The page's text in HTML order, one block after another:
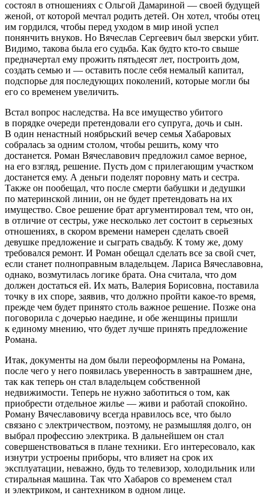
состоял в отношениях с Ольгой Дамариной — своей будущей
женой, от которой мечтал родить детей. Он хотел, чтобы отец
им гордился, чтобы перед уходом в мир иной успел
понянчить внуков. Но Вячеслав Сергеевич был зверски убит.
Видимо, такова была его судьба. Как будто кто-то свыше
предначертал ему прожить пятьдесят лет, построить дом,
создать семью и — оставить после себя немалый капитал,
подспорье для последующих поколений, которые могли бы
его со временем увеличить.
Встал вопрос наследства. На все имущество убитого
в порядке очереди претендовали его супруга, дочь и сын.
В один ненастный ноябрьский вечер семья Хабаровых
собралась за одним столом, чтобы решить, кому что
достанется. Роман Вячеславович предложил самое верное,
на его взгляд, решение. Пусть дом с прилегающим участком
достанется ему. А деньги поделят поровну мать и сестра.
Также он пообещал, что после смерти бабушки и дедушки
по материнской линии, он не будет претендовать на их
имущество. Свое решение брат аргументировал тем, что он,
в отличие от сестры, уже несколько лет состоит в серьезных
отношениях, в скором времени намерен сделать своей
девушке предложение и сыграть свадьбу. К тому же, дому
требовался ремонт. И Роман обещал сделать все за свой счет,
если станет полноправным владельцем. Лариса Вячеславовна,
однако, возмутилась логике брата. Она считала, что дом
должен достаться ей. Их мать, Валерия Борисовна, поставила
точку в их споре, заявив, что должно пройти какое-то время,
прежде чем будет принято столь важное решение. Позже она
поговорила с дочерью наедине, и обе женщины пришли
к единому мнению, что будет лучше принять предложение
Романа.
Итак, документы на дом были переоформлены на Романа,
после чего у него появилась уверенность в завтрашнем дне,
так как теперь он стал владельцем собственной
недвижимости. Теперь не нужно заботиться о том, как
приобрести отдельное жилье — живи и работай спокойно.
Роману Вячеславовичу всегда нравилось все, что было
связано с электричеством, поэтому, не размышляя долго, он
выбрал профессию электрика. В дальнейшем он стал
совершенствоваться в плане техники. Его интересовало, как
изнутри устроены приборы, что влияет на срок их
эксплуатации, неважно, будь то телевизор, холодильник или
стиральная машина. Так что Хабаров со временем стал
и электриком, и сантехником в одном лице.